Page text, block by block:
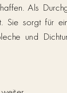
Als
sorgt für
und